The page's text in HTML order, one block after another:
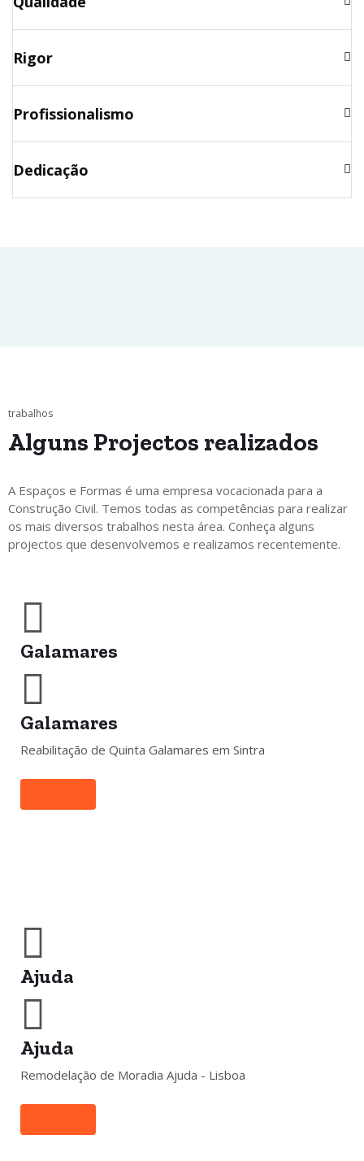
Rigor
Profissionalismo
Dedicação
trabalhos
Alguns Projectos realizados
A Espaços e Formas é uma empresa vocacionada para a
Construção Civil. Temos todas as competências para realizar
os mais diversos trabalhos nesta área. Conheça alguns
projectos que desenvolvemos e realizamos recentemente.
Galamares
Galamares
Reabilitação de Quinta Galamares em Sintra
Ajuda
Ajuda
Remodelação de Moradia Ajuda - Lisboa